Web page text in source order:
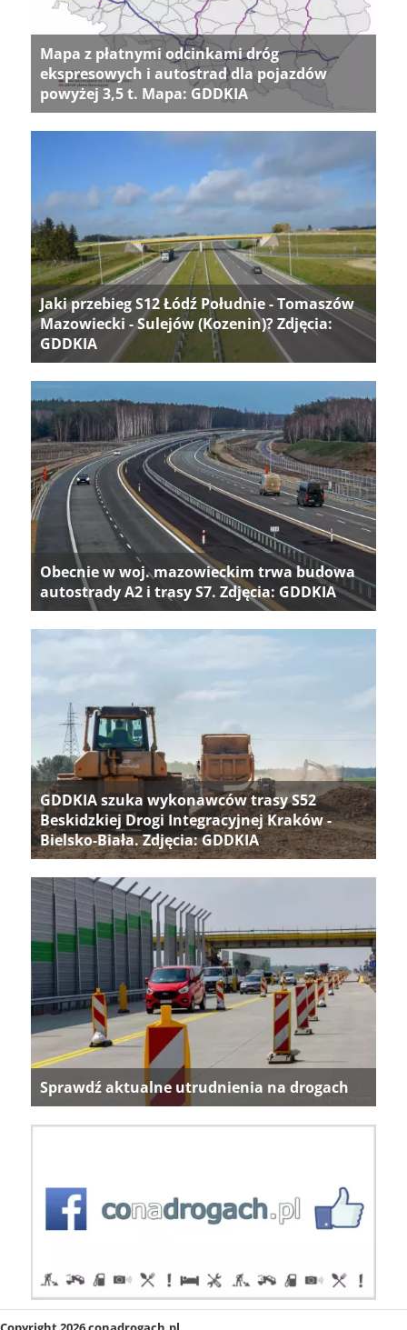
Mapa z płatnymi odcinkami dróg
ekspresowych i autostrad dla pojazdów
powyżej 3,5 t. Mapa: GDDKIA
Jaki przebieg S12 Łódź Południe - Tomaszów
Mazowiecki - Sulejów (Kozenin)? Zdjęcia:
GDDKIA
Obecnie w woj. mazowieckim trwa budowa
autostrady A2 i trasy S7. Zdjęcia: GDDKIA
GDDKIA szuka wykonawców trasy S52
Beskidzkiej Drogi Integracyjnej Kraków -
Bielsko-Biała. Zdjęcia: GDDKIA
Sprawdź aktualne utrudnienia na drogach